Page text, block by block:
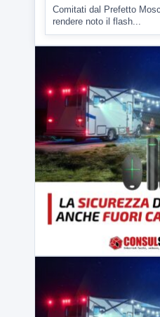
6 AGOSTO 2026 ATTUALITÀ
Miasmi, Comitati dal
lasciateci soli
Comitati dal Prefetto
rendere noto il flash...